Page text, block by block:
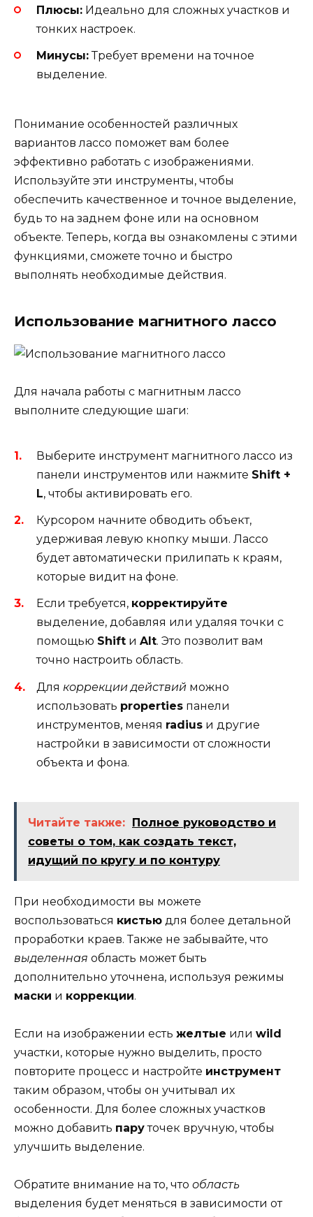
Плюсы: Идеально для сложных участков и
тонких настроек.
Минусы:Требует времени на точное
выделение.
Понимание особенностей различных
вариантов лассо поможет вам более
эффективно работать с изображениями.
Используйте эти инструменты, чтобы
обеспечить качественное и точное выделение,
будь то на заднем фоне или на основном
объекте. Теперь, когда вы ознакомлены с этими
функциями, сможете точно и быстро
выполнять необходимые действия.
Использование магнитного лассо
Для начала работы с магнитным лассо
выполните следующие шаги:
Выберите инструмент магнитного лассо из
панели инструментов или нажмите Shift +
L, чтобы активировать его.
Курсором начните обводить объект,
удерживая левую кнопку мыши. Лассо
будет автоматически прилипать к краям,
которые видит на фоне.
Если требуется, корректируйте
выделение, добавляя или удаляя точки с
помощью Shift и Alt. Это позволит вам
точно настроить область.
Для коррекции действий можно
использовать properties панели
инструментов, меняя radius и другие
настройки в зависимости от сложности
объекта и фона.
Читайте также: Полное руководство и
советы о том, как создать текст,
идущий по кругу и по контуру
При необходимости вы можете
воспользоваться кистью для более детальной
проработки краев. Также не забывайте, что
выделенная область может быть
дополнительно уточнена, используя режимы
маски и коррекции.
Если на изображении есть желтые или wild
участки, которые нужно выделить, просто
повторите процесс и настройте инструмент
таким образом, чтобы он учитывал их
особенности. Для более сложных участков
можно добавить паруточек вручную, чтобы
улучшить выделение.
Обратите внимание на то, что область
выделения будет меняться в зависимости от